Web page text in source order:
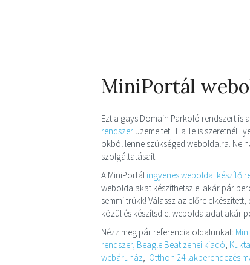
MiniPortál
Ezt a gays Domain Parkoló rendszert is a
rendszer üzemelteti. Ha Te is szeretnél
okból lenne szükséged weboldalra. Ne
szolgáltatásait.
A MiniPortál ingyenes weboldal készítő
weboldalakat készíthetsz el akár pár
semmi trükk! Válassz az előre
közül és készítsd el weboldaladat akár
Nézz meg pár referencia oldalunkat:
rendszer, Beagle Beat zenei kiadó,
webáruház, Otthon 24 lakberendezés